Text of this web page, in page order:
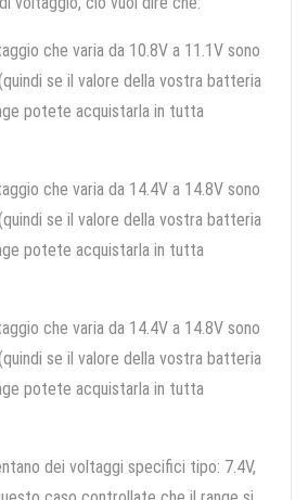
che varia da 10.8V a 11.1V sono
se il valore della vostra batteria
potete acquistarla in tutta
che varia da 14.4V a 14.8V sono
se il valore della vostra batteria
potete acquistarla in tutta
che varia da 14.4V a 14.8V sono
se il valore della vostra batteria
potete acquistarla in tutta
dei voltaggi specifici tipo: 7.4V,